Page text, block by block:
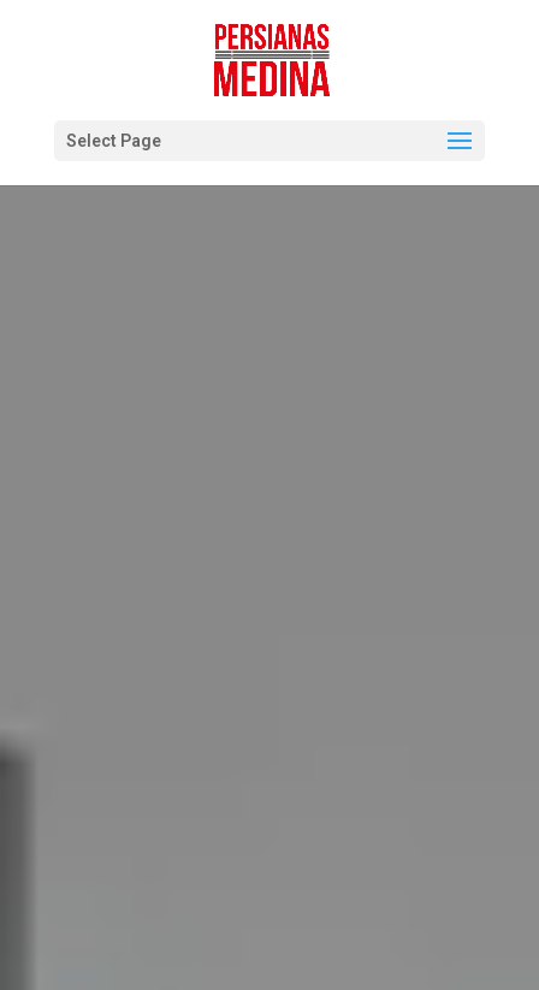
Select Page